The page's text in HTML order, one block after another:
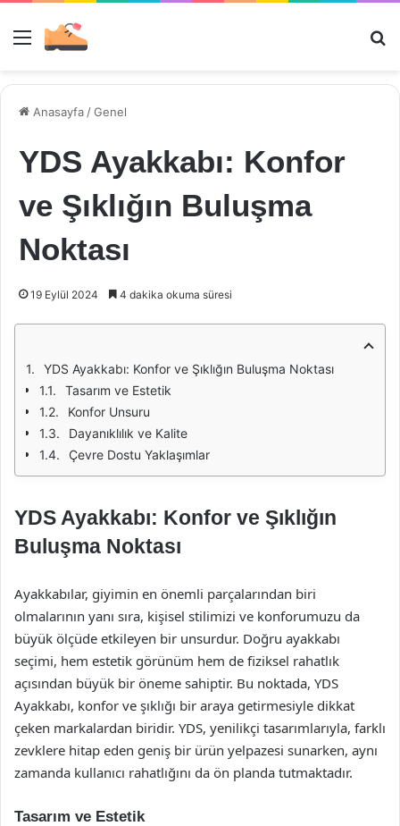
Menü
Anasayfa /Genel
YDS Ayakkabı: Konfor
ve Şıklığın Buluşma
Noktası
19 Eylül 2024 4 dakika okuma süresi
YDS Ayakkabı: Konfor ve Şıklığın Buluşma Noktası
Tasarım ve Estetik
Konfor Unsuru
Dayanıklılık ve Kalite
Çevre Dostu Yaklaşımlar
YDS Ayakkabı: Konfor ve Şıklığın
Buluşma Noktası
Ayakkabılar, giyimin en önemli parçalarından biri
olmalarının yanı sıra, kişisel stilimizi ve konforumuzu da
büyük ölçüde etkileyen bir unsurdur. Doğru ayakkabı
seçimi, hem estetik görünüm hem de fiziksel rahatlık
açısından büyük bir öneme sahiptir. Bu noktada, YDS
Ayakkabı, konfor ve şıklığı bir araya getirmesiyle dikkat
çeken markalardan biridir. YDS, yenilikçi tasarımlarıyla, farklı
zevklere hitap eden geniş bir ürün yelpazesi sunarken, aynı
zamanda kullanıcı rahatlığını da ön planda tutmaktadır.
Tasarım ve Estetik